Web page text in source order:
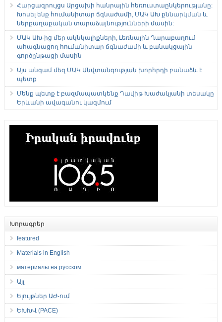
Հարցազրույցս Արցախի հանրային հեռուստաընկերությանը:
Խոսել ենք հումանիտար ճգնաժամի, ՄԱԿ ԱԽ քննարկման և
ներքաղաքական տարաձայնությունների մասին:
ՄԱԿ ԱԽ-ից մեր ակնկալիքների, Լեռնային Ղարաբաղում
ահագնացող հումանիտար ճգնաժամի և բանակցային
գործընթացի մասին
Այս անգամ մեզ ՄԱԿ Անվտանգության խորհրդի բանաձև է
պետք
Մենք պետք է բազմապատկենք Դավիթ Խաժակյանի տեսակը
Երևանի ավագանու կազմում
Խորագրեր
featured
Materials in English
материалы на русском
Այլ
Ելույթներ ԱԺ-ում
ԵԽԽՎ (PACE)